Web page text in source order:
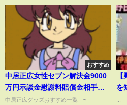
おすすめ
中居正広女性セブン解決金9000
万円示談金慰謝料賠償金相手誰
名前特定女性芸能人女優俳優タ
中居正広グッズおすすめ一覧 ⇨
を